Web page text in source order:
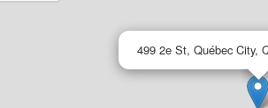
499 2e St, Québec City,